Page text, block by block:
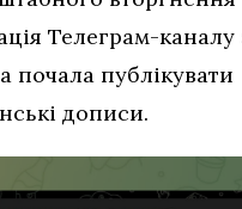
Телеграм-
почала публікувати
дописи.